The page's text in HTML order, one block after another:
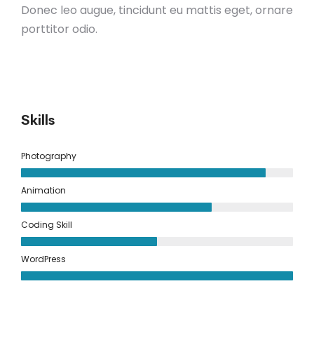
Donec leo augue, tincidunt eu mattis eget, ornare
porttitor odio.
Skills
Photography
Animation
Coding Skill
WordPress